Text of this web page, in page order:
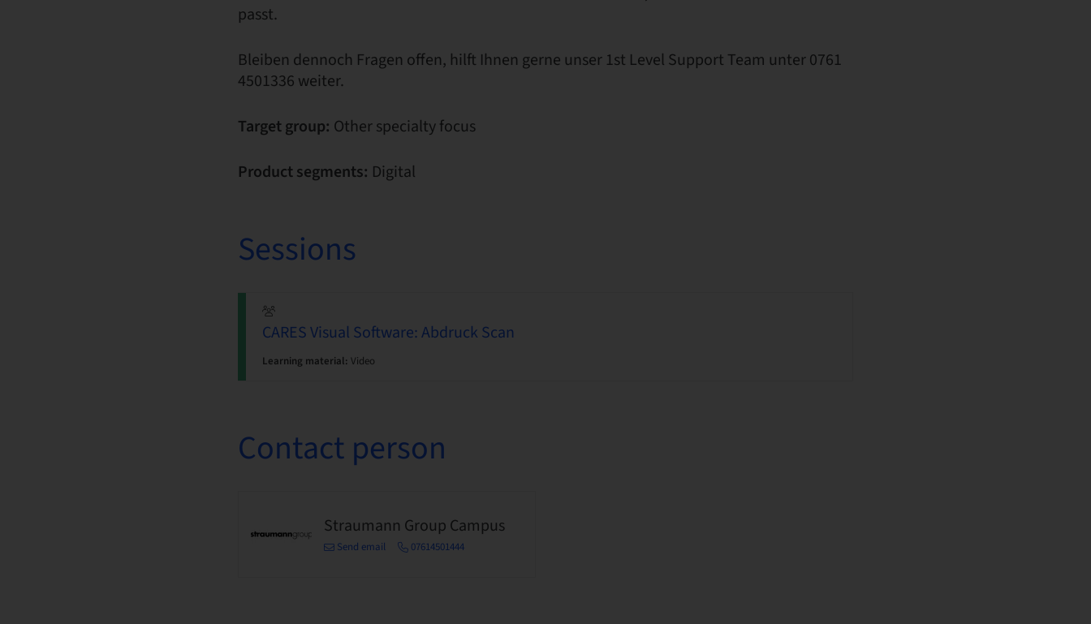
passt.
Bleiben dennoch Fragen offen, hilft Ihnen gerne unser 1st Level Support Team unter 0761
4501336 weiter.
Target group: Other specialty focus
Product segments: Digital
Sessions
CARES Visual Software: Abdruck Scan
Learning material: Video
Contact person
Straumann Group Campus
Send email 07614501444